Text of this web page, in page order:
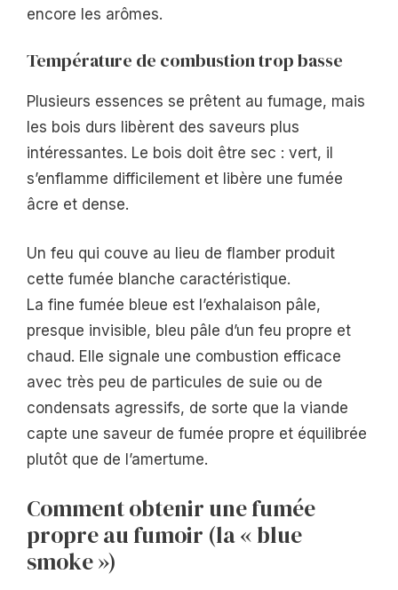
encore les arômes.
Température de combustion trop basse
Plusieurs essences se prêtent au fumage, mais
les bois durs libèrent des saveurs plus
intéressantes. Le bois doit être sec : vert, il
s’enflamme difficilement et libère une fumée
âcre et dense.
Un feu qui couve au lieu de flamber produit
cette fumée blanche caractéristique.
La fine fumée bleue est l’exhalaison pâle,
presque invisible, bleu pâle d’un feu propre et
chaud. Elle signale une combustion efficace
avec très peu de particules de suie ou de
condensats agressifs, de sorte que la viande
capte une saveur de fumée propre et équilibrée
plutôt que de l’amertume.
Comment obtenir une fumée
propre au fumoir (la « blue
smoke »)